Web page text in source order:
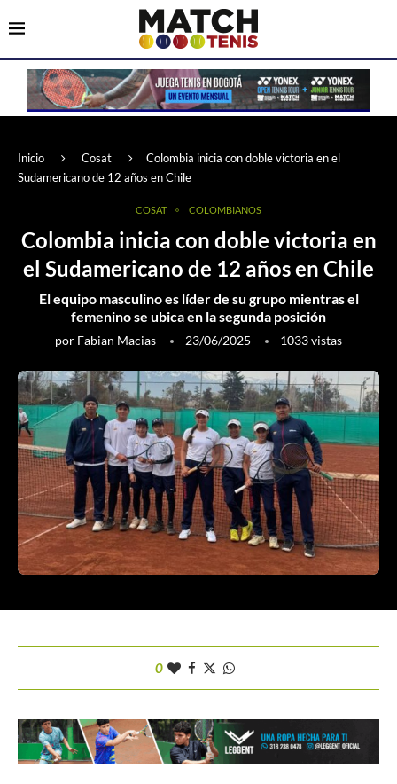
Inicio Cosat
Colombia inicia con doble victoria en el
Sudamericano de 12 años en Chile
COSAT COLOMBIANOS
Colombia inicia con doble victoria en
el Sudamericano de 12 años en Chile
El equipo masculino es líder de su grupo mientras el
femenino se ubica en la segunda posición
por Fabian Macias 23/06/2025 1033vistas
0